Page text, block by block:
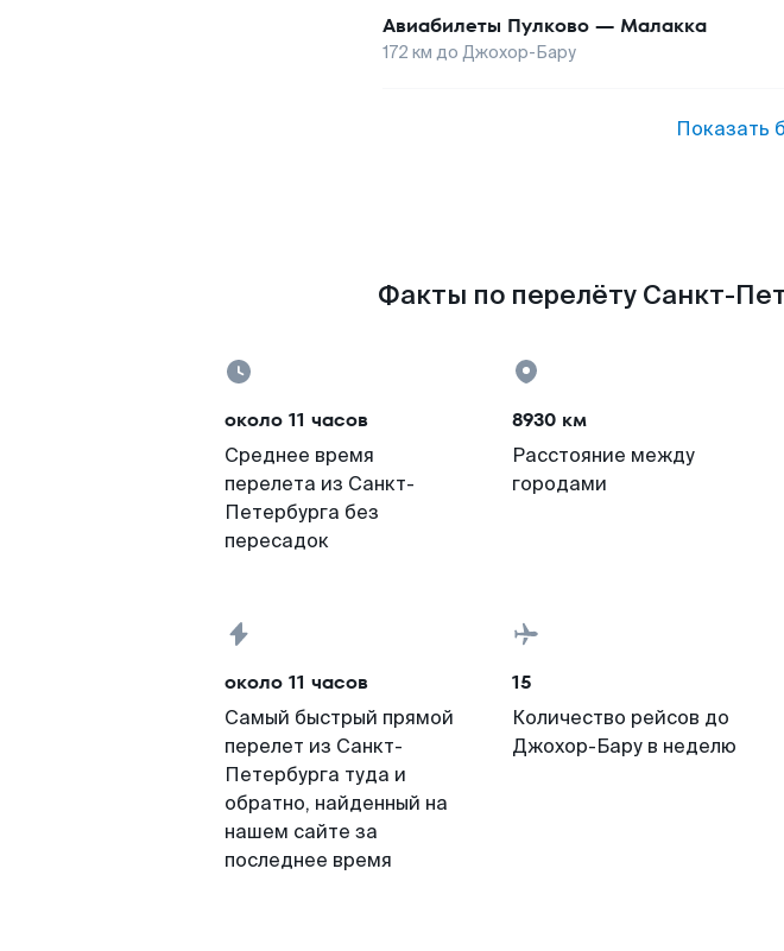
Авиабилеты Пулково — Малакка
172 км до Джохор-Бару
Показать
Факты по перелёту Санкт-
около 11 часов
Среднее время
перелета из Санкт-
Петербурга без
пересадок
8930 км
Расстояние между
городами
около 11 часов
Самый быстрый прямой
перелет из Санкт-
Петербурга туда и
обратно, найденный на
нашем сайте за
последнее время
15
Количество рейсов до
Джохор-Бару в неделю